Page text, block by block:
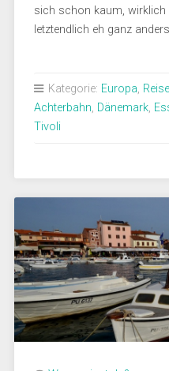
sich schon kaum, wirklich
letztendlich eh ganz
Kategorie: Europa,
Achterbahn, Dänemark,
Tivoli